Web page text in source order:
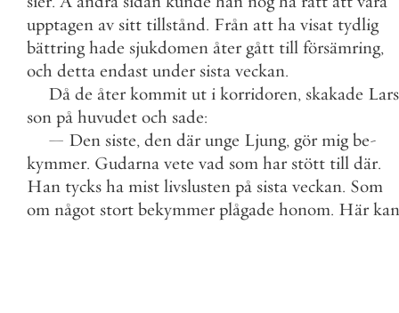
upptagen av sitt tillstånd. Från att ha visat tydlig
bättring hade sjukdomen åter gått till försämring,
och detta endast under sista veckan.
Då de åter kommit ut i korridoren, skakade Lars
son på huvudet och sade:
— Den siste, den där unge Ljung, gör mig be-
kymmer. Gudarna vete vad som har stött till där.
Han tycks ha mist livslusten på sista veckan. Som
om något stort bekymmer plågade honom. Här kan